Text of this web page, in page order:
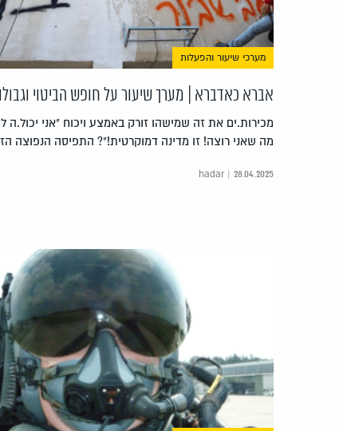
מערכי שיעור והפעלות
אברא כאדברא | מערך שיעור על חופש הביטוי
מכירות.ים את זה שמישהו זורק באמצע ויכוח "אני יכול.ה
מה שאני רוצה! זו מדינה דמוקרטית!"? התפיסה הנפוצה
hadar | 28.04.2025